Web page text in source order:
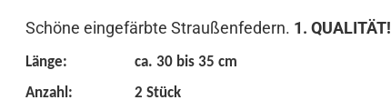
Schöne eingefärbte Straußenfedern. 1. QUALITÄT!
Länge:
Anzahl:
ca. 30 bis 35 cm
2 Stück